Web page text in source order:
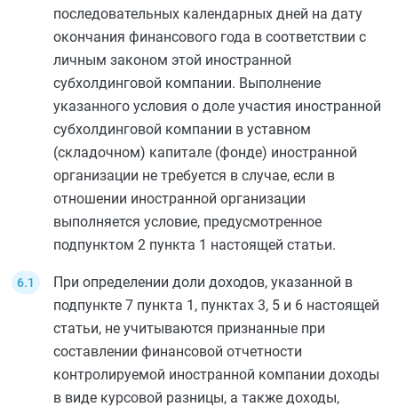
последовательных календарных дней на дату
окончания финансового года в соответствии с
личным законом этой иностранной
субхолдинговой компании. Выполнение
указанного условия о доле участия иностранной
субхолдинговой компании в уставном
(складочном) капитале (фонде) иностранной
организации не требуется в случае, если в
отношении иностранной организации
выполняется условие, предусмотренное
подпунктом 2 пункта 1 настоящей статьи.
При определении доли доходов, указанной в
подпункте 7 пункта 1 , пунктах 3, 5 и 6 настоящей
статьи, не учитываются признанные при
составлении финансовой отчетности
контролируемой иностранной компании доходы
в виде курсовой разницы, а также доходы,